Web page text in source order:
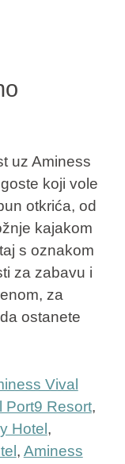
uz Aminess
koji vole
otkrića, od
kajakom
s oznakom
za zabavu i
za
ostanete
Vival
Port9 Resort,
Hotel ,
, Aminess